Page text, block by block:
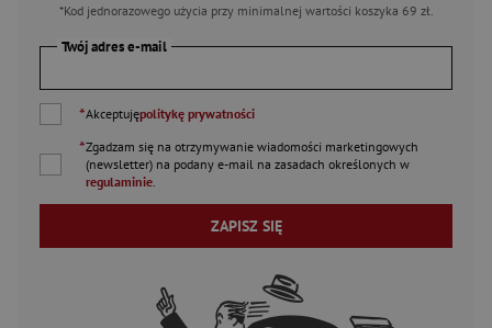
*Kod jednorazowego użycia przy minimalnej wartości koszyka 69 zł.
Twój adres e-mail
*Akceptujępolitykę prywatności
*Zgadzam się na otrzymywanie wiadomości marketingowych
(newsletter) na podany e-mail na zasadach określonych w
regulaminie
ZAPISZ SIĘ